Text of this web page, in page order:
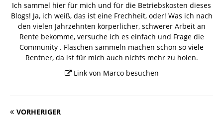
Ich sammel hier für mich und für die Betriebskosten dieses
Blogs! Ja, ich weiß, das ist eine Frechheit, oder! Was ich nach
den vielen Jahrzehnten körperlicher, schwerer Arbeit an
Rente bekomme, versuche ich es einfach und Frage die
Community . Flaschen sammeln machen schon so viele
Rentner, da ist für mich auch nichts mehr zu holen.
Link von Marco besuchen
VORHERIGER